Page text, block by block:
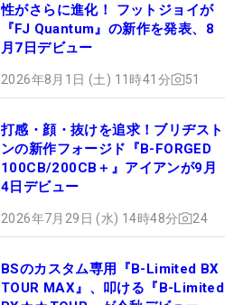
性がさらに進化！ フットジョイが
『FJ Quantum』の新作を発表、8
月7日デビュー
2026年8月1日 (土) 11時41分 51
打感・顔・抜けを追求！ブリヂスト
ンの新作フォージド『B-FORGED
100CB/200CB＋』アイアンが9月
4日デビュー
2026年7月29日 (水) 14時48分 24
BSのカスタム専用『B-Limited BX
TOUR MAX』、叩ける『B-Limited